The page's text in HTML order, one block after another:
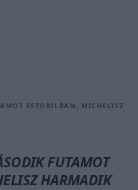
ESTORILBAN, MICHELISZ
FUTAMOT
HARMADIK